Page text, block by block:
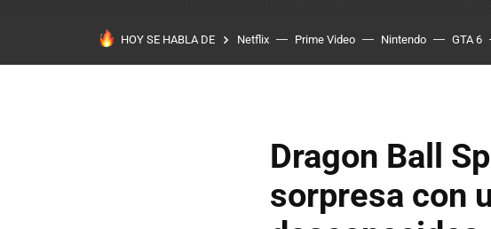
HOY SE HABLA DE Netflix Prime Video Nintendo GTA 6
Dragon Ball
sorpresa con